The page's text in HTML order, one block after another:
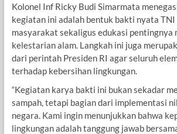
Kolonel Inf Ricky Budi Simarmata
kegiatan ini adalah bentuk bakti nyata TNI
masyarakat sekaligus edukasi pentingnya
kelestarian alam. Langkah ini juga
dari perintah Presiden RI agar seluruh
terhadap kebersihan lingkungan.
“Kegiatan karya bakti ini bukan sekadar
sampah, tetapi bagian dari implementasi
negara. Kami ingin menunjukkan bahwa
lingkungan adalah tanggung jawab